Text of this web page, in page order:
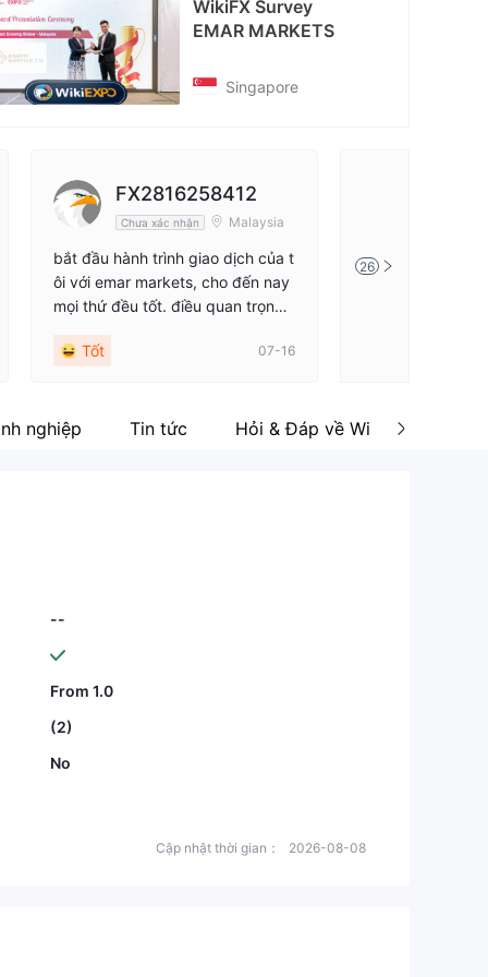
WikiFX Survey
EMAR MARKETS
Singapore
FX2816258412
Chưa xác nhận Malaysia
bắt đầu hành trình giao dịch của t
ôi với emar markets, cho đến nay
mọi thứ đều tốt. điều quan trọng
ới tôi nó đáng tin cậy cộng với nó
Tốt 07-16
Rất thoải mái khi
26
nghiệp Tin tức Hỏi & Đáp về Wiki
--
From 1.0
(2)
No
Cập nhật thời gian： 2026-08-08